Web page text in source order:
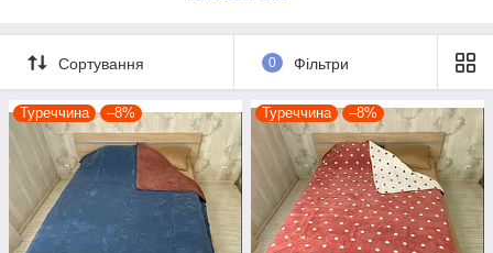
Сортування 0 Фільтри
Туреччина –8% Туреччина –8%